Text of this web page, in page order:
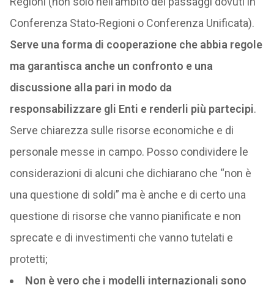
Conferenza Stato-Regioni o Conferenza Unificata).
Serve una forma di cooperazione che abbia regole
ma garantisca anche un confronto e una
discussione alla pari in modo da
responsabilizzare gli Enti e renderli più partecipi.
Serve chiarezza sulle risorse economiche e di
personale messe in campo. Posso condividere le
considerazioni di alcuni che dichiarano che “non è
una questione di soldi” ma è anche e di certo una
questione di risorse che vanno pianificate e non
sprecate e di investimenti che vanno tutelati e
protetti;
Non è vero che i modelli internazionali sono